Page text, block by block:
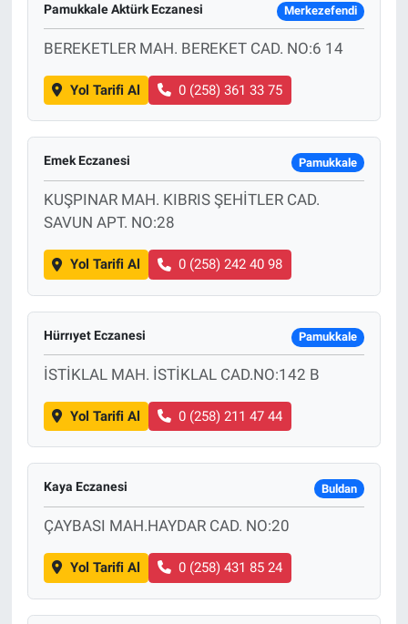
Pamukkale Aktürk Eczanesi Merkezefendi
BEREKETLER MAH. BEREKET CAD. NO:6 14
Yol Tarifi Al 0 (258) 361 33 75
Emek Eczanesi Pamukkale
KUŞPINAR MAH. KIBRIS ŞEHİTLER CAD.
SAVUN APT. NO:28
Yol Tarifi Al 0 (258) 242 40 98
Hürrıyet Eczanesi Pamukkale
İSTİKLAL MAH. İSTİKLAL CAD.NO:142 B
Yol Tarifi Al 0 (258) 211 47 44
Kaya Eczanesi Buldan
ÇAYBASI MAH.HAYDAR CAD. NO:20
Yol Tarifi Al 0 (258) 431 85 24